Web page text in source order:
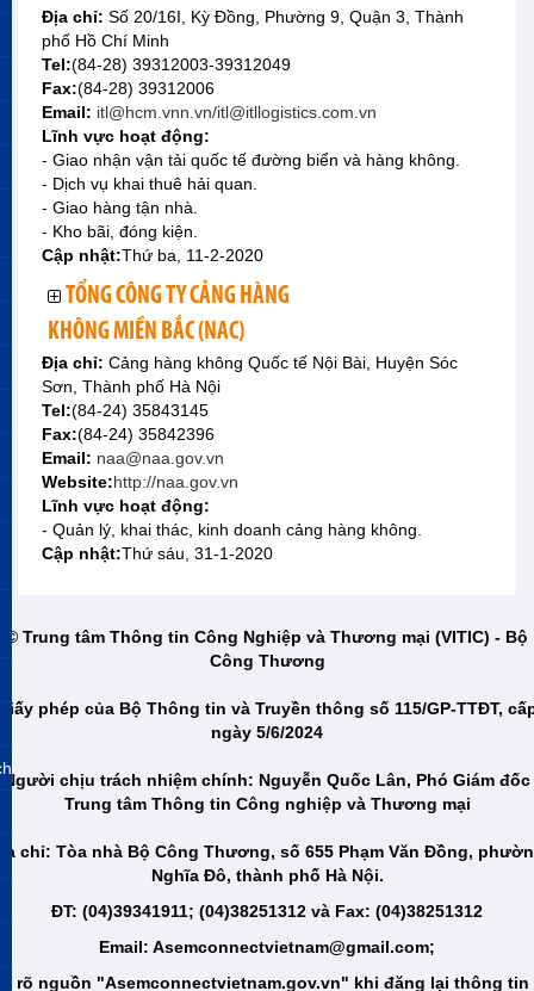
Địa chỉ: Số 20/16I, Kỳ Đồng, Phường 9, Quận 3, Thành
phố Hồ Chí Minh
Tel:(84-28) 39312003-39312049
Fax:(84-28) 39312006
Email: itl@hcm.vnn.vn/itl@itllogistics.com.vn
Lĩnh vực hoạt động:
- Giao nhận vận tải quốc tế đường biển và hàng không.
- Dịch vụ khai thuê hải quan.
- Giao hàng tận nhà.
- Kho bãi, đóng kiện.
Cập nhật:Thứ ba, 11-2-2020
TỔNG CÔNG TY CẢNG HÀNG
KHÔNG MIỀN BẮC (NAC)
Địa chỉ: Cảng hàng không Quốc tế Nội Bài, Huyện Sóc
Sơn, Thành phố Hà Nội
Tel:(84-24) 35843145
Fax:(84-24) 35842396
Email: naa@naa.gov.vn
Website:http://naa.gov.vn
Lĩnh vực hoạt động:
- Quản lý, khai thác, kinh doanh cảng hàng không.
Cập nhật:Thứ sáu, 31-1-2020
© Trung tâm Thông tin Công Nghiệp và Thương mại (VITIC) - Bộ
Công Thương
phép của Bộ Thông tin và Truyền thông số 115/GP-TTĐT,
ngày 5/6/2024
Người chịu trách nhiệm chính: Nguyễn Quốc Lân, Phó Giám đốc
Trung tâm Thông tin Công nghiệp và Thương mại
chỉ: Tòa nhà Bộ Công Thương, số 655 Phạm Văn Đồng,
Nghĩa Đô, thành phố Hà Nội.
ĐT: (04)39341911; (04)38251312 và Fax: (04)38251312
Email: Asemconnectvietnam@gmail.com;
rõ nguồn "Asemconnectvietnam.gov.vn" khi đăng lại thông tin